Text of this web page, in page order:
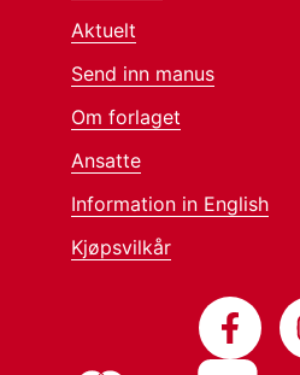
Aktuelt
Send inn manus
Om forlaget
Ansatte
Information in English
Kjøpsvilkår